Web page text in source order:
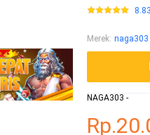
Merek: naga303
NAGA303 -